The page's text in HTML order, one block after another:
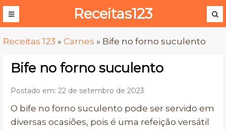
Receitas123
Receitas 123 » Carnes » Bife no forno suculento
Bife no forno suculento
Postado em: 22 de setembro de 2023
O bife no forno suculento pode ser servido em
diversas ocasiões, pois é uma refeição versátil